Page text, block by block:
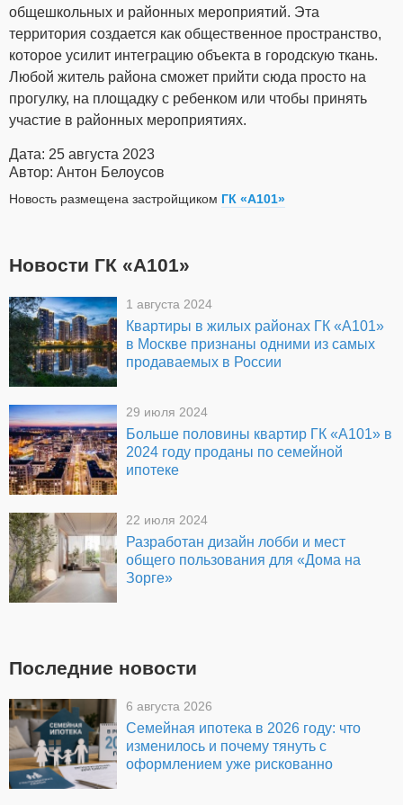
общешкольных и районных мероприятий. Эта
территория создается как общественное пространство,
которое усилит интеграцию объекта в городскую ткань.
Любой житель района сможет прийти сюда просто на
прогулку, на площадку с ребенком или чтобы принять
участие в районных мероприятиях.
Дата: 25 августа 2023
Автор: Антон Белоусов
Новость размещена застройщиком ГК «А101»
Новости ГК «А101»
1 августа 2024
Квартиры в жилых районах ГК «А101»
в Москве признаны одними из самых
продаваемых в России
29 июля 2024
Больше половины квартир ГК «А101» в
2024 году проданы по семейной
ипотеке
22 июля 2024
Разработан дизайн лобби и мест
общего пользования для «Дома на
Зорге»
Последние новости
6 августа 2026
Семейная ипотека в 2026 году: что
изменилось и почему тянуть с
оформлением уже рискованно